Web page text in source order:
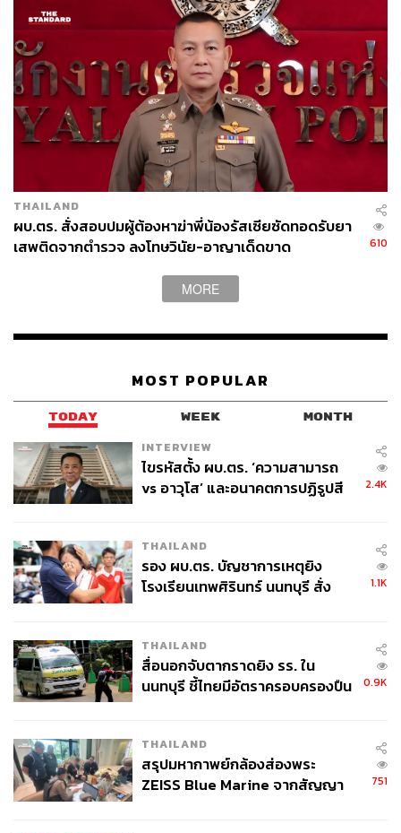
THAILAND
ผบ.ตร. สั่งสอบปมผู้ต้องหาฆ่าพี่น้องรัสเซียซัดทอดรับยา
เสพติดจากตำรวจ ลงโทษวินัย-อาญาเด็ดขาด
610
MORE
MOST POPULAR
TODAY WEEK MONTH
INTERVIEW
ไขรหัสตั้ง ผบ.ตร. ‘ความสามารถ
vs อาวุโส’ และอนาคตการปฏิรูปสี
2.4K
THAILAND
รอง ผบ.ตร. บัญชาการเหตุยิง
โรงเรียนเทพศิรินทร์ นนทบุรี สั่ง
1.1K
THAILAND
สื่อนอกจับตากราดยิง รร. ใน
นนทบุรี ชี้ไทยมีอัตราครอบครองปืน
0.9K
THAILAND
สรุปมหากาพย์กล้องส่องพระ
ZEISS Blue Marine จากสัญญา
751